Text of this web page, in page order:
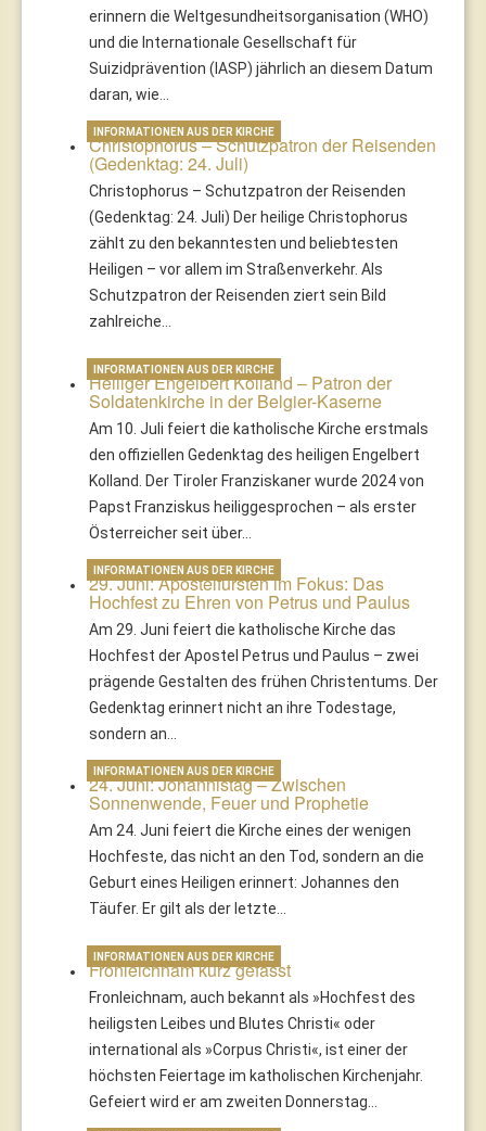
erinnern die Weltgesundheitsorganisation (WHO)
und die Internationale Gesellschaft für
Suizidprävention (IASP) jährlich an diesem Datum
daran, wie…
Christophorus – Schutzpatron der Reisenden
(Gedenktag: 24. Juli)
Christophorus – Schutzpatron der Reisenden
(Gedenktag: 24. Juli) Der heilige Christophorus
zählt zu den bekanntesten und beliebtesten
Heiligen – vor allem im Straßenverkehr. Als
Schutzpatron der Reisenden ziert sein Bild
zahlreiche…
INFORMATIONEN AUS DER KIRCHE
Heiliger Engelbert Kolland – Patron der
Soldatenkirche in der Belgier-Kaserne
Am 10. Juli feiert die katholische Kirche erstmals
den offiziellen Gedenktag des heiligen Engelbert
Kolland. Der Tiroler Franziskaner wurde 2024 von
Papst Franziskus heiliggesprochen – als erster
Österreicher seit über…
INFORMATIONEN AUS DER KIRCHE
29. Juni: Apostelfürsten im Fokus: Das
Hochfest zu Ehren von Petrus und Paulus
Am 29. Juni feiert die katholische Kirche das
Hochfest der Apostel Petrus und Paulus – zwei
prägende Gestalten des frühen Christentums. Der
Gedenktag erinnert nicht an ihre Todestage,
sondern an…
INFORMATIONEN AUS DER KIRCHE
24. Juni: Johannistag – Zwischen
Sonnenwende, Feuer und Prophetie
Am 24. Juni feiert die Kirche eines der wenigen
Hochfeste, das nicht an den Tod, sondern an die
Geburt eines Heiligen erinnert: Johannes den
Täufer. Er gilt als der letzte…
INFORMATIONEN AUS DER KIRCHE
Fronleichnam kurz gefasst
Fronleichnam, auch bekannt als »Hochfest des
heiligsten Leibes und Blutes Christi« oder
international als »Corpus Christi«, ist einer der
höchsten Feiertage im katholischen Kirchenjahr.
Gefeiert wird er am zweiten Donnerstag…
INFORMATIONEN AUS DER KIRCHE